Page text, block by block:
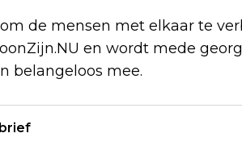
de mensen met elkaar te
en wordt mede
belangeloos mee.